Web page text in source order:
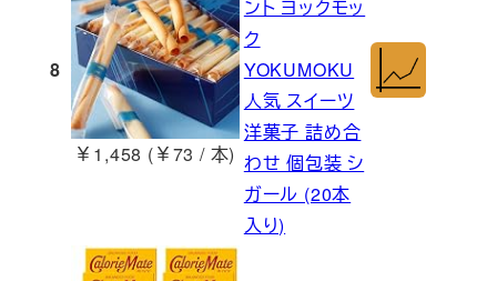
8
￥1,458 (￥73 / 本)
ント ヨックモッ
ク
YOKUMOKU
人気 スイーツ
洋菓子 詰め合
わせ 個包装 シ
ガール (20本
入り)